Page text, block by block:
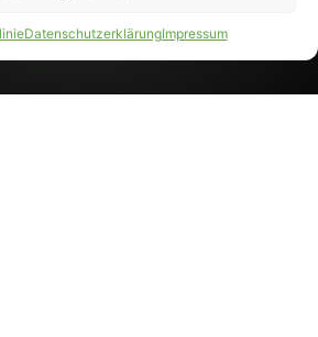
DatenschutzerklärungImpressum
AGB